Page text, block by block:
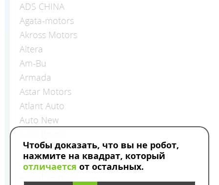
ADS CHINA
Agata-motors
Akross Motors
Altera
Am-Bu
Armada
Astar Motors
Atlant Auto
Auto New
AUTO SEBER
Auto Сity
Чтобы доказать, что вы не робот,
нажмите на квадрат, который
отличается от остальных.